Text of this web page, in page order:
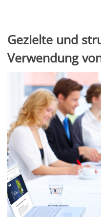
Gezielte und
Verwendung